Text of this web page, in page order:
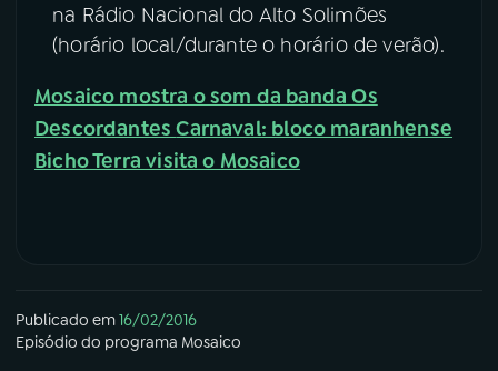
na Rádio Nacional do Alto Solimões
(horário local/durante o horário de verão).
Mosaico mostra o som da banda Os
DescordantesCarnaval: bloco maranhense
Bicho Terra visita o Mosaico
Publicado em16/02/2016
Episódio do programa Mosaico